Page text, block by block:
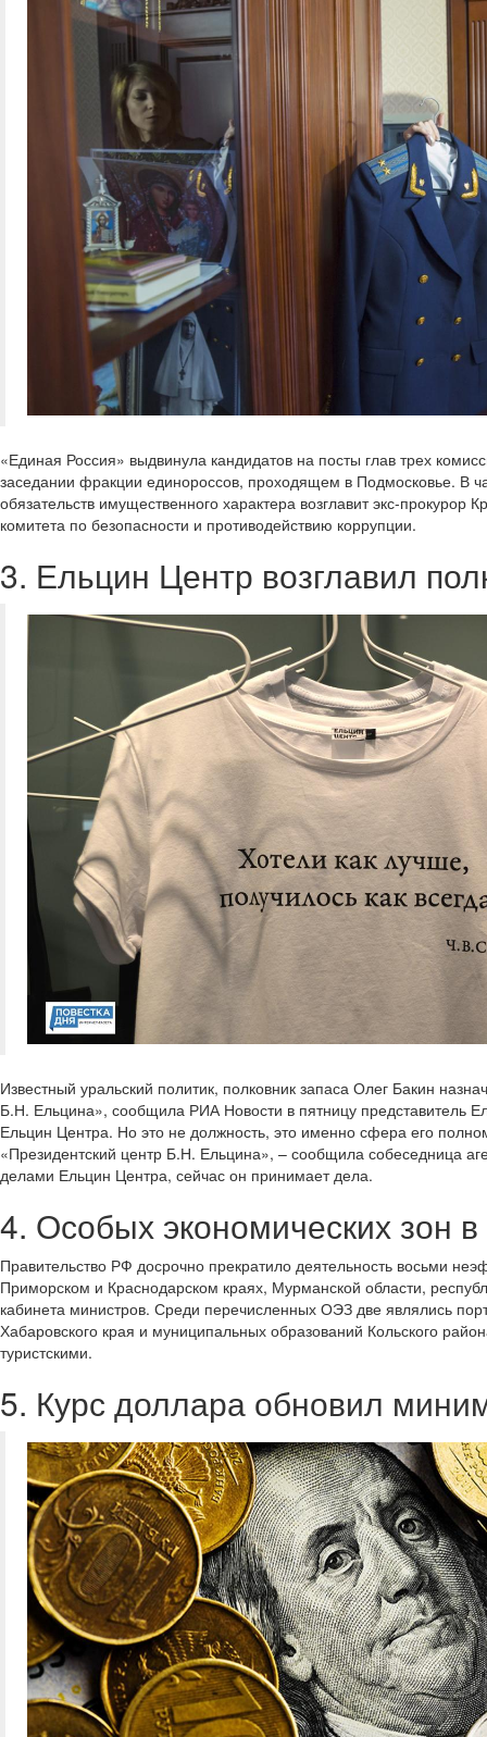
«Единая Россия» выдвинула кандидатов на посты глав трех
заседании фракции единороссов, проходящем в Подмосковье. В
обязательств имущественного характера возглавит экс-
комитета по безопасности и противодействию коррупции.
3. Ельцин Центр возглавил
Известный уральский политик, полковник запаса Олег Бакин
Б.Н. Ельцина», сообщила РИА Новости в пятницу представитель
Ельцин Центра. Но это не должность, это именно сфера его
«Президентский центр Б.Н. Ельцина», – сообщила собеседница
делами Ельцин Центра, сейчас он принимает дела.
4. Особых экономических зон
Правительство РФ досрочно прекратило деятельность восьми
Приморском и Краснодарском краях, Мурманской области,
кабинета министров. Среди перечисленных ОЭЗ две являлись
Хабаровского края и муниципальных образований Кольского
туристскими.
5. Курс доллара обновил